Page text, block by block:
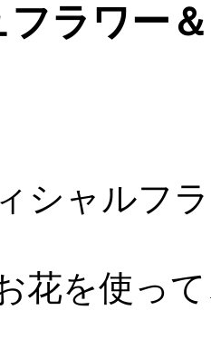
フラワー
シャルフ
花を使っ